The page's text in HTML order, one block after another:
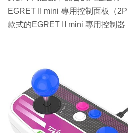
EGRET II mini 專用控制面板（
款式的EGRET II mini 專用控制器